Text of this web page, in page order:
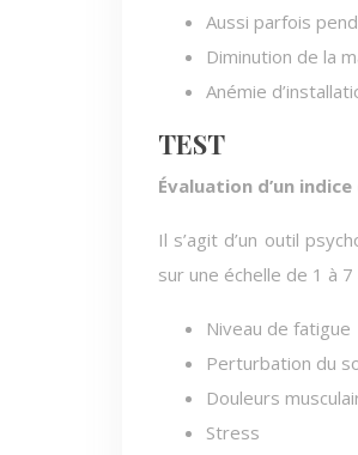
Aussi parfois
Diminution de la
Anémie
TEST
Évaluation d’un
Il s’agit d’un outil
sur une échelle de 1 à
Niveau de fatigue
Perturbation du
Douleurs
Stress